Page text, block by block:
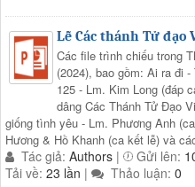
Lễ Các thánh Tử đạo
Các file trình chiếu trong
(2024), bao gồm: Ai ra đi
125 - Lm. Kim Long (đáp
dâng Các Thánh Tử Đạo
giống tình yêu - Lm. Phương Anh
Hương & Hồ Khanh (ca kết lễ) và
Tác giả: Authors | Gửi lên:
Tải về: 23 lần | Thảo luận: 0